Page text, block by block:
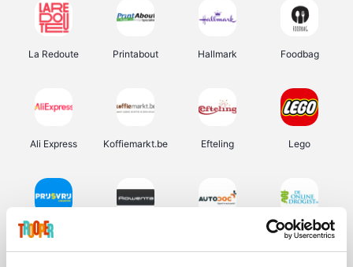
La Redoute Printabout Hallmark Foodbag
Ali Express Koffiemarkt.be Efteling Lego
Prijsvrij De Online Drogist